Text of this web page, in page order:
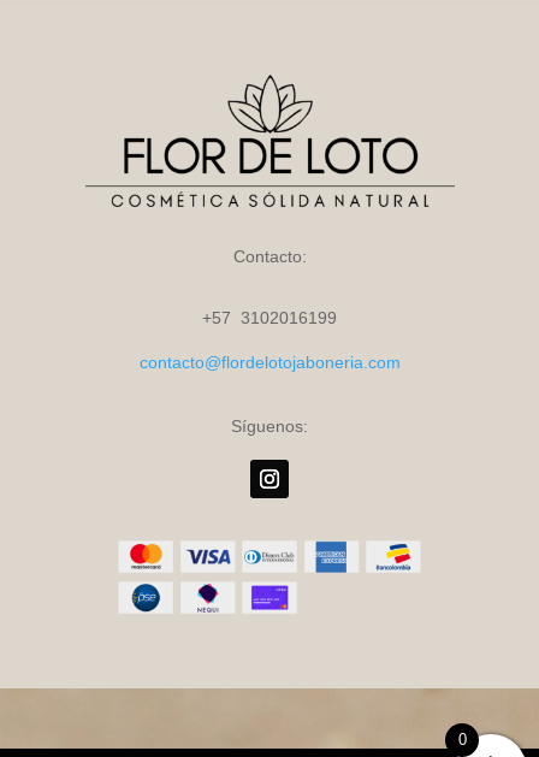
Contacto:
+57 3102016199
contacto@flordelotojaboneria.com
Síguenos:
0